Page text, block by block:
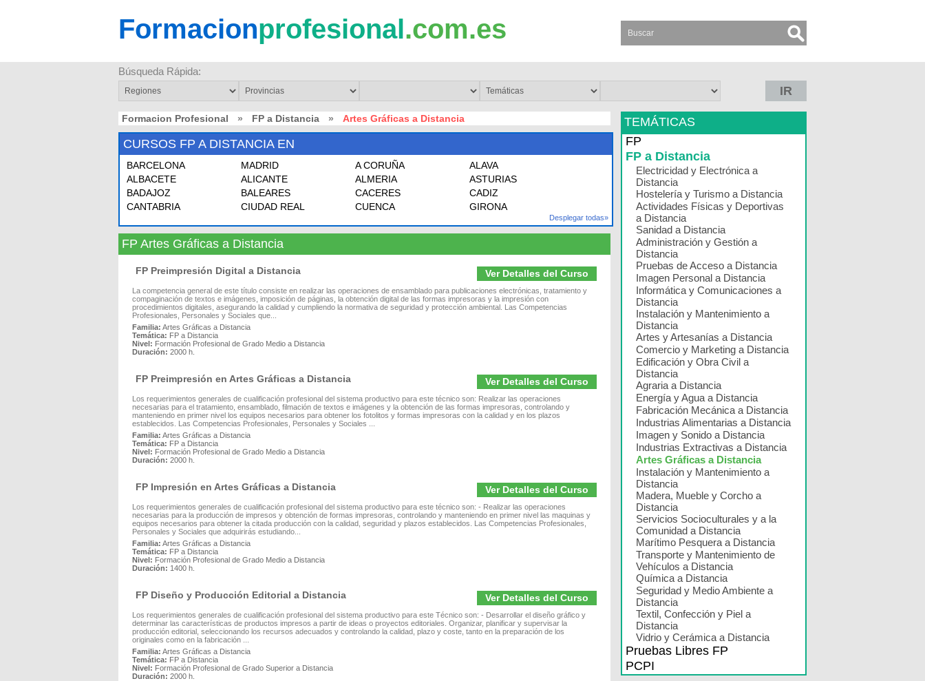
Formacionprofesional.com.es
Búsqueda Rápida:
IR
Formacion Profesional » FP a Distancia » Artes Gráficas a Distancia
CURSOS FP A DISTANCIA EN
BARCELONA MADRID A CORUÑA
ALAVA
ALBACETE
ALICANTE ALMERIA
ASTURIAS
BADAJOZ
BALEARES CACERES
CADIZ
CANTABRIA
CIUDAD REAL CUENCA GIRONA
Desplegar todas»
FP Artes Gráficas a Distancia
Ver Detalles del Curso
FP Preimpresión Digital a Distancia
La competencia general de este título consiste en realizar las operaciones de ensamblado para publicaciones electrónicas, tratamiento y
compaginación de textos e imágenes, imposición de páginas, la obtención digital de las formas impresoras y la impresión con
procedimientos digitales, asegurando la calidad y cumpliendo la normativa de seguridad y protección ambiental. Las Competencias
Profesionales, Personales y Sociales que...
Familia: Artes Gráficas a Distancia
Temática: FP a Distancia
Nivel: Formación Profesional de Grado Medio a Distancia
Duración: 2000 h.
Ver Detalles del Curso
FP Preimpresión en Artes Gráficas a Distancia
Los requerimientos generales de cualificación profesional del sistema productivo para este técnico son: Realizar las operaciones
necesarias para el tratamiento, ensamblado, filmación de textos e imágenes y la obtención de las formas impresoras, controlando y
manteniendo en primer nivel los equipos necesarios para obtener los fotolitos y formas impresoras con la calidad y en los plazos
establecidos. Las Competencias Profesionales, Personales y Sociales ...
Familia: Artes Gráficas a Distancia
Temática: FP a Distancia
Nivel: Formación Profesional de Grado Medio a Distancia
Duración: 2000 h.
Ver Detalles del Curso
FP Impresión en Artes Gráficas a Distancia
Los requerimientos generales de cualificación profesional del sistema productivo para este técnico son: - Realizar las operaciones
necesarias para la producción de impresos y obtención de formas impresoras, controlando y manteniendo en primer nivel las maquinas y
equipos necesarios para obtener la citada producción con la calidad, seguridad y plazos establecidos. Las Competencias Profesionales,
Personales y Sociales que adquirirás estudiando...
Familia: Artes Gráficas a Distancia
Temática: FP a Distancia
Nivel: Formación Profesional de Grado Medio a Distancia
Duración: 1400 h.
Ver Detalles del Curso
FP Diseño y Producción Editorial a Distancia
Los requerimientos generales de cualificación profesional del sistema productivo para este Técnico son: - Desarrollar el diseño gráfico y
determinar las características de productos impresos a partir de ideas o proyectos editoriales. Organizar, planificar y supervisar la
producción editorial, seleccionando los recursos adecuados y controlando la calidad, plazo y coste, tanto en la preparación de los
originales como en la fabricación ...
Familia: Artes Gráficas a Distancia
Temática: FP a Distancia
Nivel: Formación Profesional de Grado Superior a Distancia
Duración: 2000 h.
TEMÁTICAS
FP
FP a Distancia
Electricidad y Electrónica a
Distancia
Hostelería y Turismo a Distancia
Actividades Físicas y Deportivas
a Distancia
Sanidad a Distancia
Administración y Gestión a
Distancia
Pruebas de Acceso a Distancia
Imagen Personal a Distancia
Informática y Comunicaciones a
Distancia
Instalación y Mantenimiento a
Distancia
Artes y Artesanías a Distancia
Comercio y Marketing a Distancia
Edificación y Obra Civil a
Distancia
Agraria a Distancia
Energía y Agua a Distancia
Fabricación Mecánica a Distancia
Industrias Alimentarias a Distancia
Imagen y Sonido a Distancia
Industrias Extractivas a Distancia
Artes Gráficas a Distancia
Instalación y Mantenimiento a
Distancia
Madera, Mueble y Corcho a
Distancia
Servicios Socioculturales y a la
Comunidad a Distancia
Marítimo Pesquera a Distancia
Transporte y Mantenimiento de
Vehículos a Distancia
Química a Distancia
Seguridad y Medio Ambiente a
Distancia
Textil, Confección y Piel a
Distancia
Vidrio y Cerámica a Distancia
Pruebas Libres FP
PCPI